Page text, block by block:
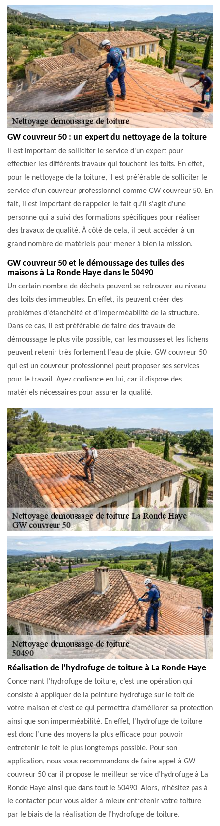
GW couvreur 50 : un expert du nettoyage de la toiture
Il est important de solliciter le service d'un expert pour
effectuer les différents travaux qui touchent les toits. En effet,
pour le nettoyage de la toiture, il est préférable de solliciter le
service d'un couvreur professionnel comme GW couvreur 50. En
fait, il est important de rappeler le fait qu'il s'agit d'une
personne qui a suivi des formations spécifiques pour réaliser
des travaux de qualité. À côté de cela, il peut accéder à un
grand nombre de matériels pour mener à bien la mission.
GW couvreur 50 et le démoussage des tuiles des
maisons à La Ronde Haye dans le 50490
Un certain nombre de déchets peuvent se retrouver au niveau
des toits des immeubles. En effet, ils peuvent créer des
problèmes d'étanchéité et d'imperméabilité de la structure.
Dans ce cas, il est préférable de faire des travaux de
démoussage le plus vite possible, car les mousses et les lichens
peuvent retenir très fortement l'eau de pluie. GW couvreur 50
qui est un couvreur professionnel peut proposer ses services
pour le travail. Ayez confiance en lui, car il dispose des
matériels nécessaires pour assurer la qualité.
Réalisation de l’hydrofuge de toiture à La Ronde Haye
Concernant l’hydrofuge de toiture, c’est une opération qui
consiste à appliquer de la peinture hydrofuge sur le toit de
votre maison et c’est ce qui permettra d’améliorer sa protection
ainsi que son imperméabilité. En effet, l’hydrofuge de toiture
est donc l’une des moyens la plus efficace pour pouvoir
entretenir le toit le plus longtemps possible. Pour son
application, nous vous recommandons de faire appel à GW
couvreur 50 car il propose le meilleur service d’hydrofuge à La
Ronde Haye ainsi que dans tout le 50490. Alors, n’hésitez pas à
le contacter pour vous aider à mieux entretenir votre toiture
par le biais de la réalisation de l’hydrofuge de toiture.